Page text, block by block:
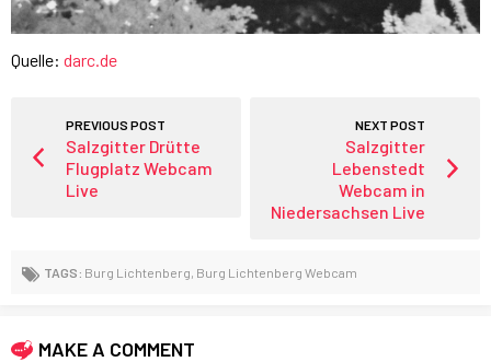
Quelle: darc.de
PREVIOUS POST
Salzgitter Drütte
Flugplatz Webcam
Live
NEXT POST
Salzgitter
Lebenstedt
Webcam in
Niedersachsen Live
TAGS: Burg Lichtenberg Burg Lichtenberg Webcam
MAKE A COMMENT